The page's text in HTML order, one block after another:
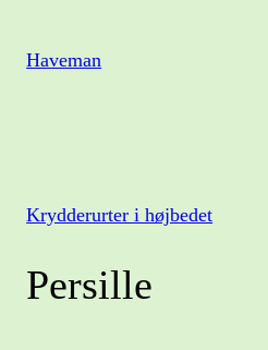
Haveman
Krydderurter i højbedet
Persille